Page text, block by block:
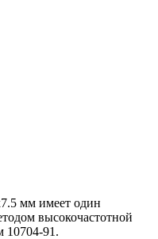
мм имеет один
высокочастотной
10704-91.